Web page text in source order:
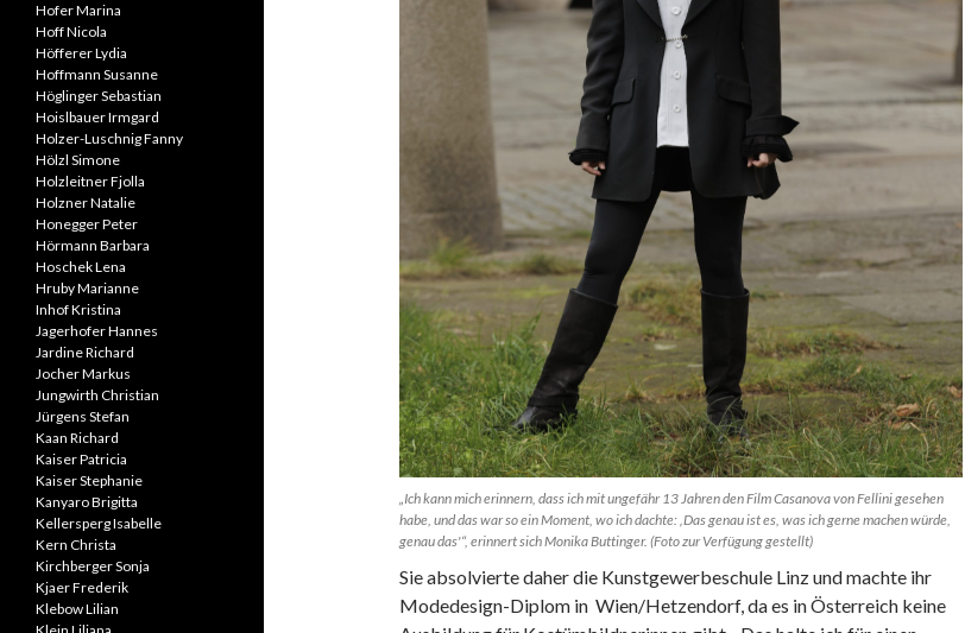
„Ich kann mich erinnern, dass ich mit ungefähr 13 Jahren den Film Casanova von Fellini gesehen
habe, und das war so ein Moment, wo ich dachte: ‚Das genau ist es, was ich gerne machen würde,
genau das'“, erinnert sich Monika Buttinger. (Foto zur Verfügung gestellt)
Sie absolvierte daher die Kunstgewerbeschule Linz und machte ihr
Modedesign-Diplom in Wien/Hetzendorf, da es in Österreich keine
Hofer Marina
Hoff Nicola
Höfferer Lydia
Hoffmann Susanne
Höglinger Sebastian
Hoislbauer Irmgard
Holzer-Luschnig Fanny
Hölzl Simone
Holzleitner Fjolla
Holzner Natalie
Honegger Peter
Hörmann Barbara
Hoschek Lena
Hruby Marianne
Inhof Kristina
Jagerhofer Hannes
Jardine Richard
Jocher Markus
Jungwirth Christian
Jürgens Stefan
Kaan Richard
Kaiser Patricia
Kaiser Stephanie
Kanyaro Brigitta
Kellersperg Isabelle
Kern Christa
Kirchberger Sonja
Kjaer Frederik
Klebow Lilian